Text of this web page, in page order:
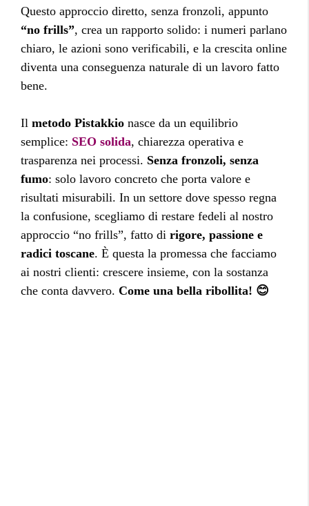
Questo approccio diretto, senza fronzoli, appunto
“no frills”, crea un rapporto solido: i numeri parlano
chiaro, le azioni sono verificabili, e la crescita online
diventa una conseguenza naturale di un lavoro fatto
bene.
Il metodo Pistakkio nasce da un equilibrio
semplice: SEO solida, chiarezza operativa e
trasparenza nei processi. Senza fronzoli, senza
fumo: solo lavoro concreto che porta valore e
risultati misurabili. In un settore dove spesso regna
la confusione, scegliamo di restare fedeli al nostro
approccio “no frills”, fatto di rigore, passione e
radici toscane. È questa la promessa che facciamo
ai nostri clienti: crescere insieme, con la sostanza
che conta davvero. Come una bella ribollita! 😊